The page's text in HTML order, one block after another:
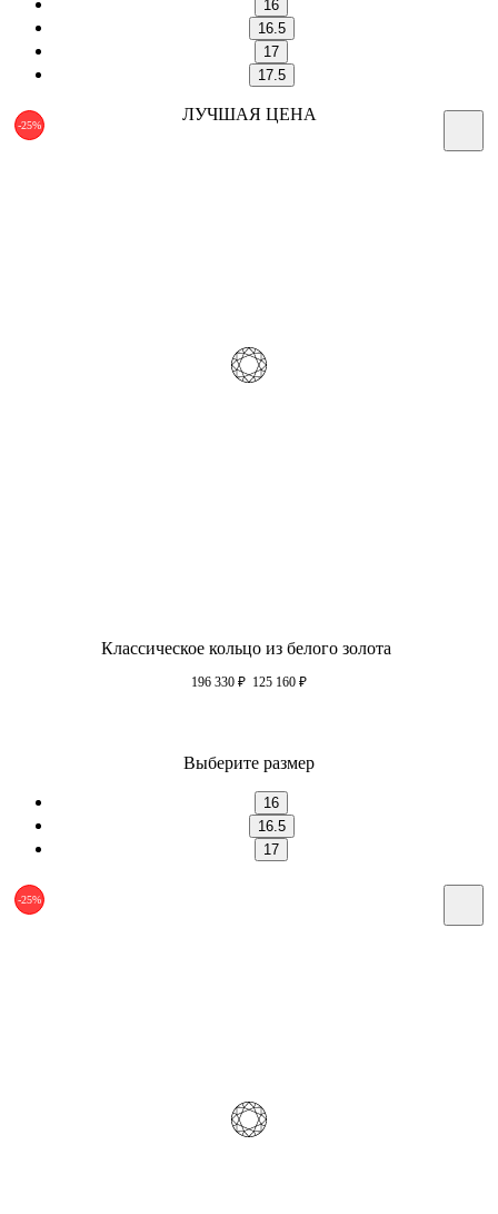
16
16.5
17
17.5
-25%
ЛУЧШАЯ ЦЕНА
Классическое кольцо из белого золота
196 330 ₽ 125 160 ₽
Выберите размер
16
16.5
17
-25%